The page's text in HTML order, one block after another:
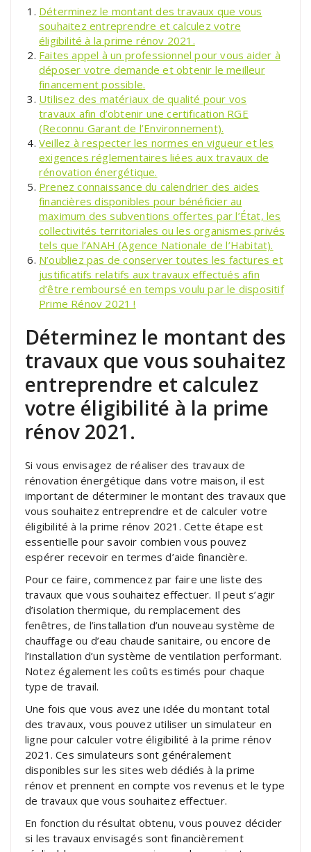
Déterminez le montant des travaux que vous
souhaitez entreprendre et calculez votre
éligibilité à la prime rénov 2021.
Faites appel à un professionnel pour vous aider à
déposer votre demande et obtenir le meilleur
financement possible.
Utilisez des matériaux de qualité pour vos
travaux afin d’obtenir une certification RGE
(Reconnu Garant de l’Environnement).
Veillez à respecter les normes en vigueur et les
exigences réglementaires liées aux travaux de
rénovation énergétique.
Prenez connaissance du calendrier des aides
financières disponibles pour bénéficier au
maximum des subventions offertes par l’État, les
collectivités territoriales ou les organismes privés
tels que l’ANAH (Agence Nationale de l’Habitat).
N’oubliez pas de conserver toutes les factures et
justificatifs relatifs aux travaux effectués afin
d’être remboursé en temps voulu par le dispositif
Prime Rénov 2021 !
Déterminez le montant des
travaux que vous souhaitez
entreprendre et calculez
votre éligibilité à la prime
rénov 2021.
Si vous envisagez de réaliser des travaux de
rénovation énergétique dans votre maison, il est
important de déterminer le montant des travaux que
vous souhaitez entreprendre et de calculer votre
éligibilité à la prime rénov 2021. Cette étape est
essentielle pour savoir combien vous pouvez
espérer recevoir en termes d’aide financière.
Pour ce faire, commencez par faire une liste des
travaux que vous souhaitez effectuer. Il peut s’agir
d’isolation thermique, du remplacement des
fenêtres, de l’installation d’un nouveau système de
chauffage ou d’eau chaude sanitaire, ou encore de
l’installation d’un système de ventilation performant.
Notez également les coûts estimés pour chaque
type de travail.
Une fois que vous avez une idée du montant total
des travaux, vous pouvez utiliser un simulateur en
ligne pour calculer votre éligibilité à la prime rénov
2021. Ces simulateurs sont généralement
disponibles sur les sites web dédiés à la prime
rénov et prennent en compte vos revenus et le type
de travaux que vous souhaitez effectuer.
En fonction du résultat obtenu, vous pouvez décider
si les travaux envisagés sont financièrement